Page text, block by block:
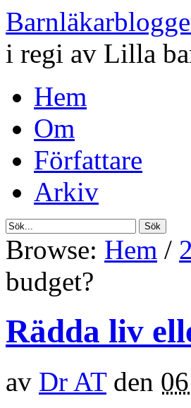
i regi av Lilla
Hem
Om
Författare
Arkiv
Browse: Hem /
budget?
Rädda liv
av Dr ATden